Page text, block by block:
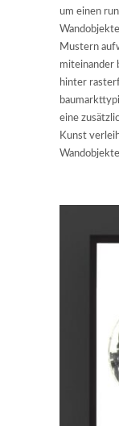
um einen
Mustern
miteinander
hinter
eine
Kunst